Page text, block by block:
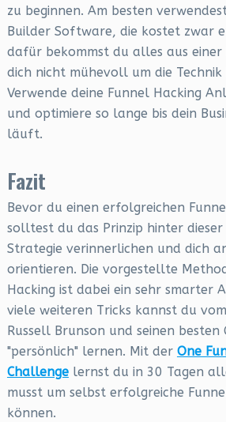
zu beginnen. Am besten
Builder Software, die kostet zwar
dafür bekommst du alles aus einer
dich nicht mühevoll um die Technik
Verwende deine Funnel Hacking
und optimiere so lange bis dein
läuft.
Fazit
Bevor du einen erfolgreichen
solltest du das Prinzip hinter
Strategie verinnerlichen und dich
orientieren. Die vorgestellte
Hacking ist dabei ein sehr smarter
viele weiteren Tricks kannst du
Russell Brunson und seinen besten
"persönlich" lernen. Mit der One
Challengelernst du in 30 Tagen
musst um selbst erfolgreiche
können.